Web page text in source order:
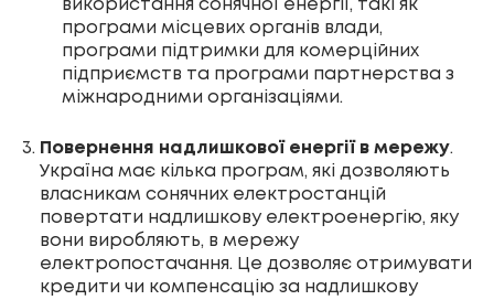
використання сонячної енергії, такі як
програми місцевих органів влади,
програми підтримки для комерційних
підприємств та програми партнерства з
міжнародними організаціями.
Повернення надлишкової енергії в мережу.
Україна має кілька програм, які дозволяють
власникам сонячних електростанцій
повертати надлишкову електроенергію, яку
вони виробляють, в мережу
електропостачання. Це дозволяє отримувати
кредити чи компенсацію за надлишкову